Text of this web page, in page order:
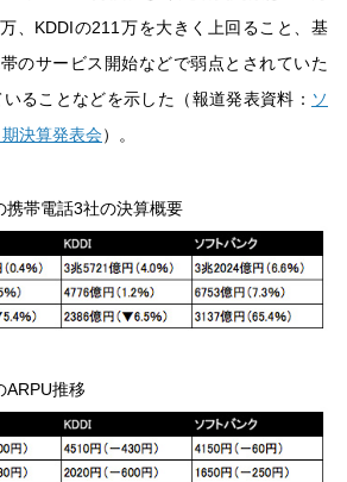
、KDDIの211万を大きく上回ること、基
のサービス開始などで弱点とされていた
ることなどを示した（報道発表資料： ソ
決算発表会）。
帯電話3社の決算概要
推移